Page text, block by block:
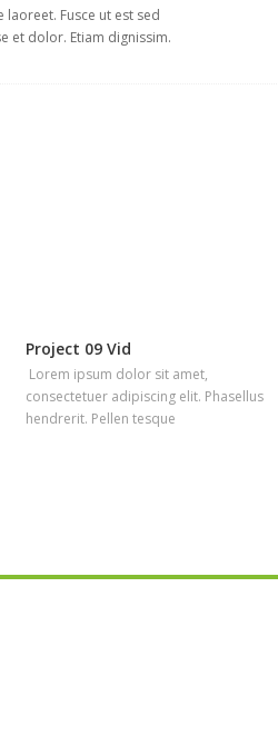
Fusce ut est sed
et dolor. Etiam dignissim.
Project 09 Vid
Lorem ipsum dolor sit amet,
consectetuer adipiscing elit. Phasellus
hendrerit. Pellen tesque